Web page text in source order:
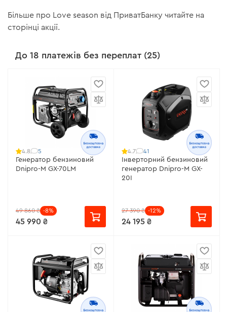
Більше про Love season від ПриватБанку читайте на
сторінці акції.
До 18 платежів без переплат (25)
4.8 5
Генератор бензиновий
Dnipro-M GX-70LM
49 860 ₴ -8%
45 990 ₴
4.7 41
Інверторний бензиновий
генератор Dnipro-M GX-
20I
27 390 ₴ -12%
24 195 ₴